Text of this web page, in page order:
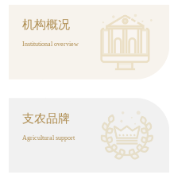
机构概况
Institutional overview
支农品牌
Agricultural support